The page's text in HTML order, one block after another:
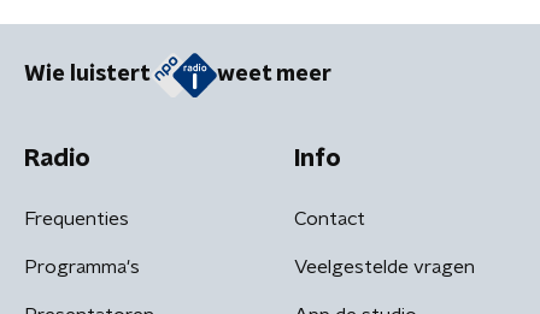
Wie luistert weet meer
Radio
Frequenties
Programma's
Info
Contact
Veelgestelde vragen